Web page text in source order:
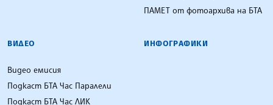
ПАМЕТ от фотоархива на БТА
ВИДЕО
Видео емисия
Подкаст БТА Час Паралели
Подкаст БТА Час ЛИК
ИНФОГРАФИКИ